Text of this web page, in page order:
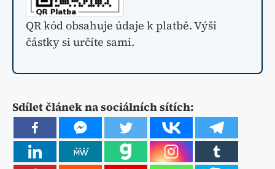
QR kód obsahuje údaje k platbě. Výši
částky si určíte sami.
Sdílet článek na sociálních sítích: